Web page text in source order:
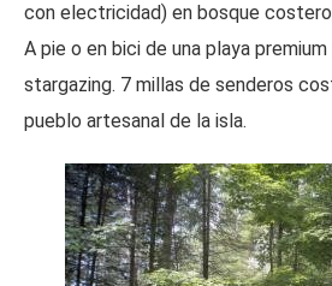
con electricidad) en bosque
A pie o en bici de una playa premium
stargazing. 7 millas de senderos
pueblo artesanal de la isla.